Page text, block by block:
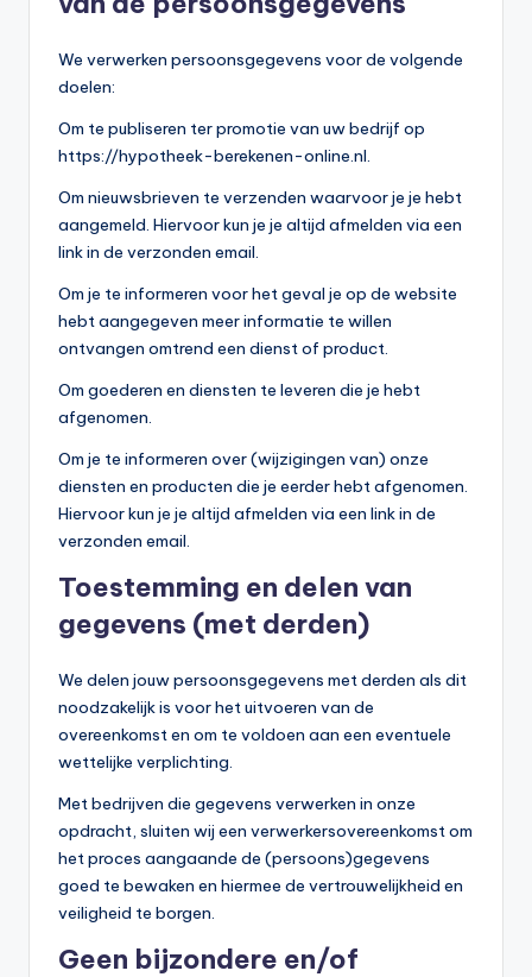
We verwerken persoonsgegevens voor de volgende
doelen:
Om te publiseren ter promotie van uw bedrijf op
https://hypotheek-berekenen-online.nl.
Om nieuwsbrieven te verzenden waarvoor je je hebt
aangemeld. Hiervoor kun je je altijd afmelden via een
link in de verzonden email.
Om je te informeren voor het geval je op de website
hebt aangegeven meer informatie te willen
ontvangen omtrend een dienst of product.
Om goederen en diensten te leveren die je hebt
afgenomen.
Om je te informeren over (wijzigingen van) onze
diensten en producten die je eerder hebt afgenomen.
Hiervoor kun je je altijd afmelden via een link in de
verzonden email.
Toestemming en delen van
gegevens (met derden)
We delen jouw persoonsgegevens met derden als dit
noodzakelijk is voor het uitvoeren van de
overeenkomst en om te voldoen aan een eventuele
wettelijke verplichting.
Met bedrijven die gegevens verwerken in onze
opdracht, sluiten wij een verwerkersovereenkomst om
het proces aangaande de (persoons)gegevens
goed te bewaken en hiermee de vertrouwelijkheid en
veiligheid te borgen.
Geen bijzondere en/of